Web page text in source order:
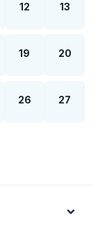
12 13
19 20
26 27